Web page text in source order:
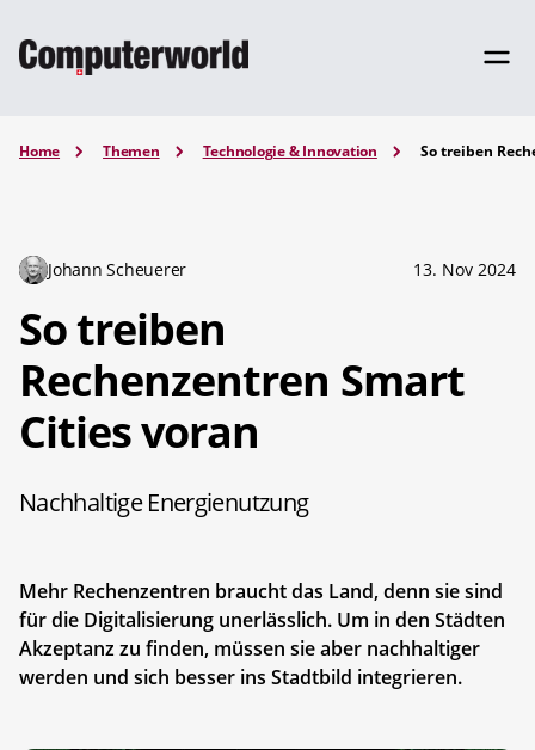
Home Themen Technologie & Innovation So treiben
Johann Scheuerer 13. Nov 2024
So treiben
Rechenzentren Smart
Cities voran
Nachhaltige Energienutzung
Mehr Rechenzentren braucht das Land, denn sie sind
für die Digitalisierung unerlässlich. Um in den Städten
Akzeptanz zu finden, müssen sie aber nachhaltiger
werden und sich besser ins Stadtbild integrieren.